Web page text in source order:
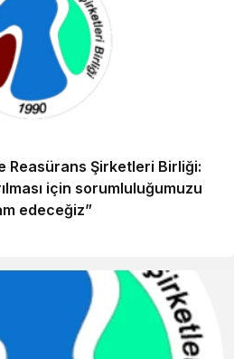
Reasürans Şirketleri Birliği:
için sorumluluğumuzu
edeceğiz”